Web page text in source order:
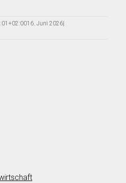
16. Juni 2026|